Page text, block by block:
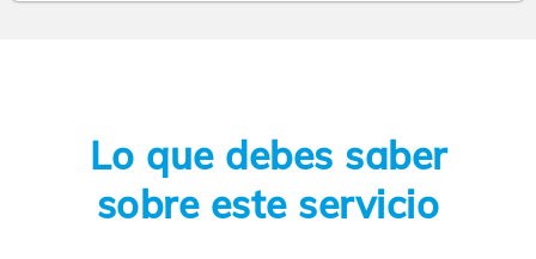
Lo que debes saber
sobre este servicio